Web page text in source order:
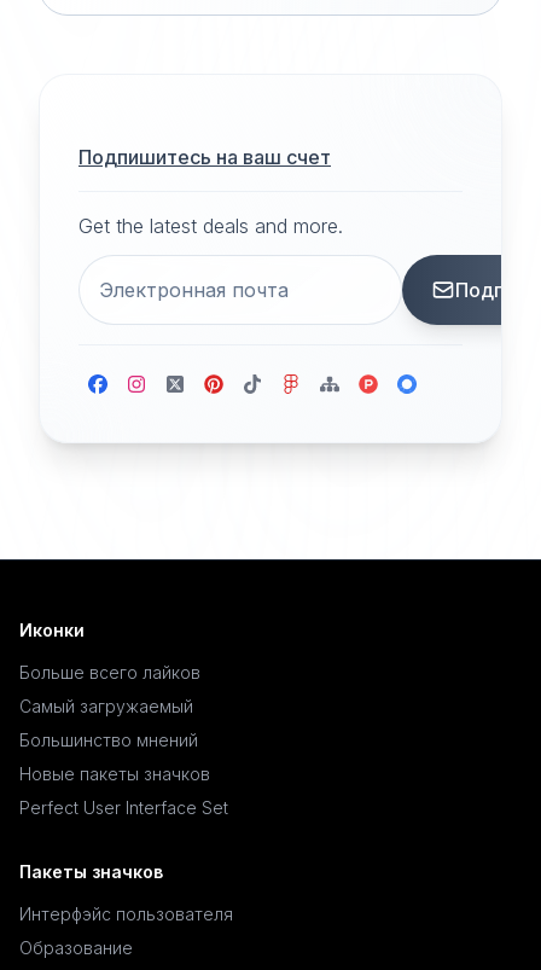
Подпишитесь на ваш счет
Get the latest deals and more.
Иконки
Больше всего лайков
Самый загружаемый
Большинство мнений
Новые пакеты значков
Perfect User Interface Set
Пакеты значков
Интерфэйс пользователя
Образование